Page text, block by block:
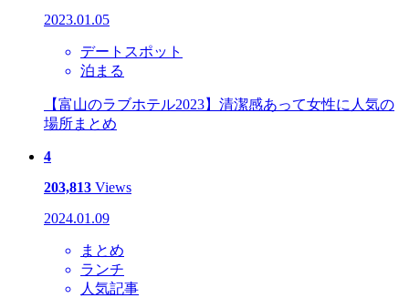
2023.01.05
デートスポット
泊まる
【富山のラブホテル2023】清潔感あって女性に人気の
場所まとめ
4
203,813 Views
2024.01.09
まとめ
ランチ
人気記事